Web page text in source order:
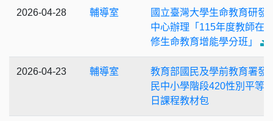
2026-04-28 輔導室
國立臺灣大學生命教育研發
中心辦理「115年度教師在
修生命教育增能學分班」
2026-04-23 輔導室
教育部國民及學前教育署發
民中小學階段420性別平等
日課程教材包